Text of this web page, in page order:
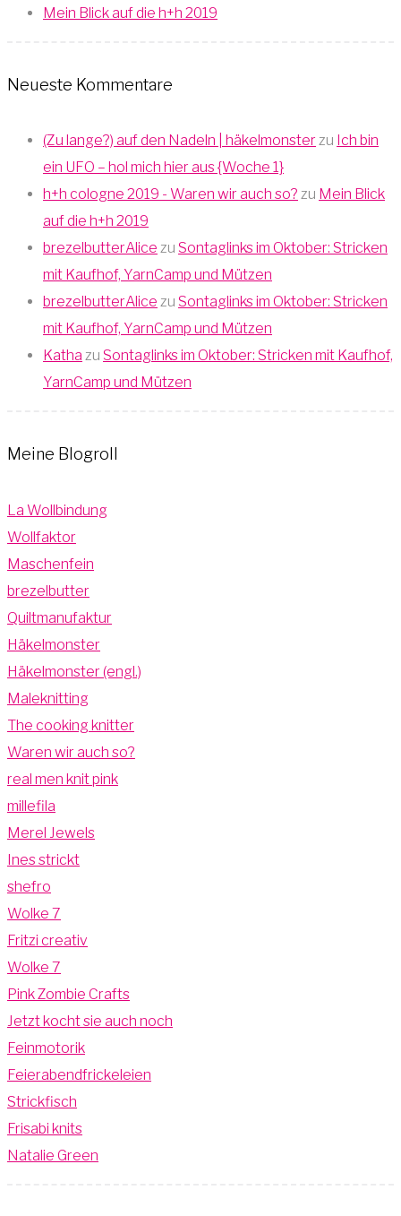
Mein Blick auf die h+h 2019
Neueste Kommentare
(Zu lange?) auf den Nadeln | häkelmonster zu Ich bin
ein UFO – hol mich hier aus {Woche 1}
h+h cologne 2019 - Waren wir auch so? zu Mein Blick
auf die h+h 2019
brezelbutterAlice zu Sontaglinks im Oktober: Stricken
mit Kaufhof, YarnCamp und Mützen
brezelbutterAlice zu Sontaglinks im Oktober: Stricken
mit Kaufhof, YarnCamp und Mützen
Katha zu Sontaglinks im Oktober: Stricken mit Kaufhof,
YarnCamp und Mützen
Meine Blogroll
La Wollbindung
Wollfaktor
Maschenfein
brezelbutter
Quiltmanufaktur
Häkelmonster
Häkelmonster (engl.)
Maleknitting
The cooking knitter
Waren wir auch so?
real men knit pink
millefila
Merel Jewels
Ines strickt
shefro
Wolke 7
Fritzi creativ
Wolke 7
Pink Zombie Crafts
Jetzt kocht sie auch noch
Feinmotorik
Feierabendfrickeleien
Strickfisch
Frisabi knits
Natalie Green